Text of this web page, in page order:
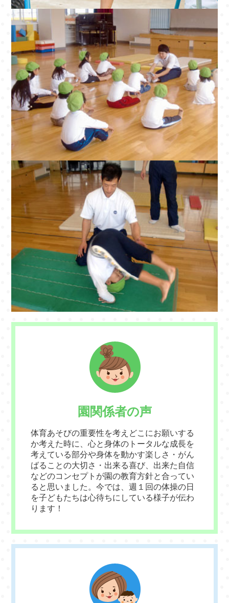
園関係者の声
体育あそびの重要性を考えどこにお願いする
か考えた時に、心と身体のトータルな成長を
考えている部分や身体を動かす楽しさ・がん
ばることの大切さ・出来る喜び、出来た自信
などのコンセプトが園の教育方針と合ってい
ると思いました。今では、週１回の体操の日
を子どもたちは心待ちにしている様子が伝わ
ります！